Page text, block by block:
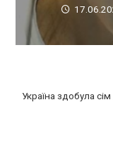
Україна здобула